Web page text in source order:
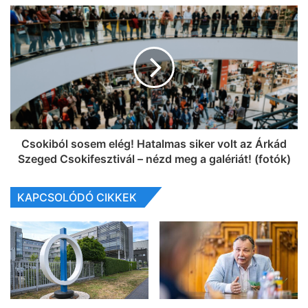
Csokiból sosem elég! Hatalmas siker volt az Árkád
Szeged Csokifesztivál – nézd meg a galériát! (fotók)
KAPCSOLÓDÓ CIKKEK